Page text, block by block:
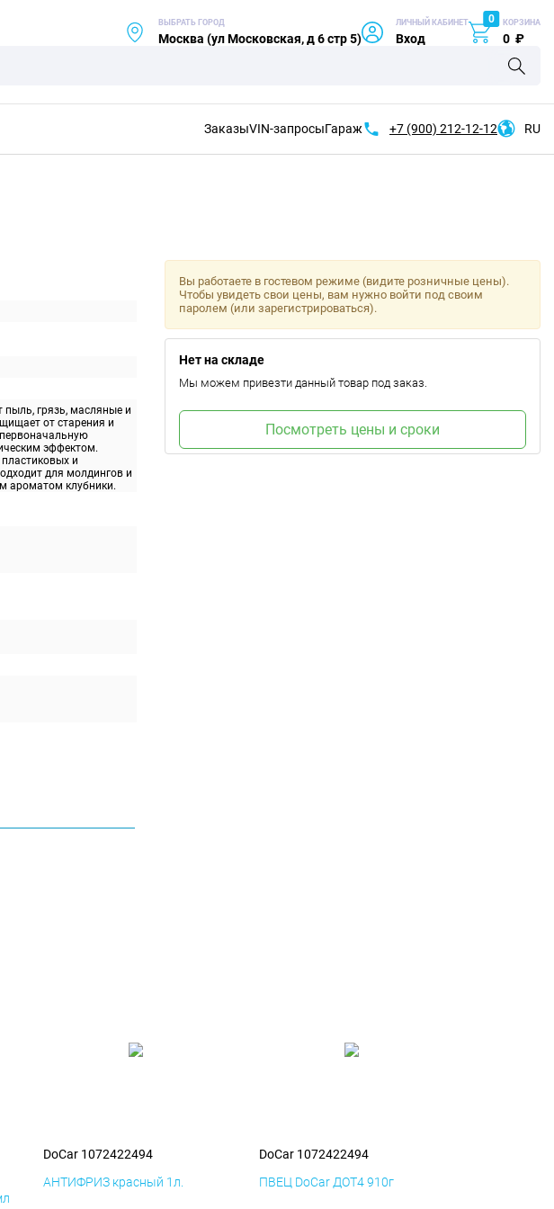
ВЫБРАТЬ ГОРОД
Москва (ул Московская, д 6 стр 5)
ЛИЧНЫЙ КАБИНЕТ
Вход
0 КОРЗИНА
0 ₽
ЗаказыVIN-запросыГараж +7 (900) 212-12-12 RU
пыль, грязь, масляные и
от старения и
эффектом.
и
для молдингов и
ароматом клубники.
Вы работаете в гостевом режиме (видите розничные цены).
Чтобы увидеть свои цены, вам нужно войти под своим
паролем (или зарегистрироваться).
Нет на складе
Мы можем привезти данный товар под заказ.
Посмотреть цены и сроки
DoCar 1072422494
АНТИФРИЗ красный 1л.
DoCar 1072422494
ПВЕЦ DoCar ДОТ4 910г